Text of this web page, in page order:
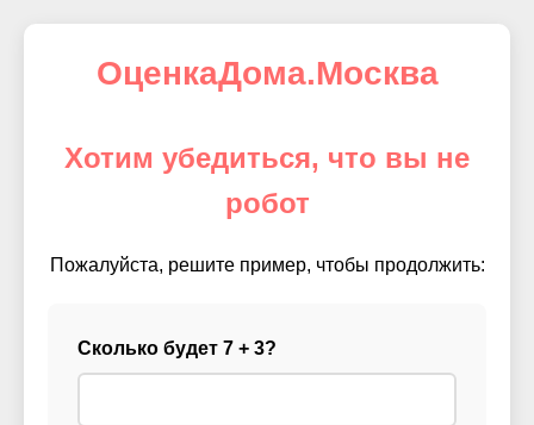
ОценкаДома.Москва
Хотим убедиться, что вы не
робот
Пожалуйста, решите пример, чтобы продолжить:
Сколько будет 7 + 3?